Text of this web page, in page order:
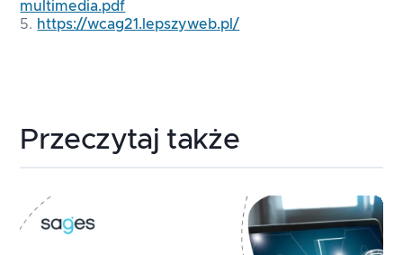
multimedia.pdf
https://wcag21.lepszyweb.pl/
Przeczytaj także